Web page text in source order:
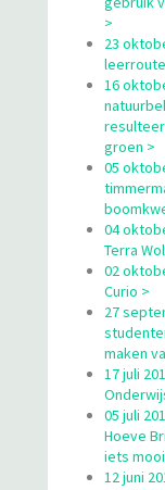
>
23
16
groen >
05
04
Terra
02
Curio >
27
maken
17 juli
05 juli
Hoeve
iets
12 juni